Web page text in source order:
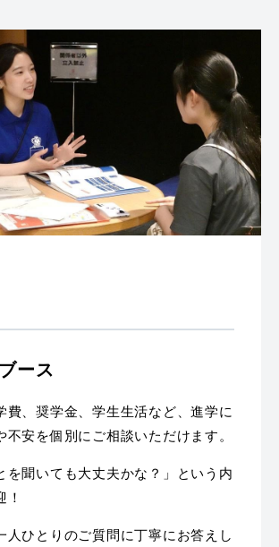
ース
費、奨学金、学生生活など、進学に
不安を個別にご相談いただけます。
を聞いても大丈夫かな？」という内
人ひとりのご質問に丁寧にお答えし